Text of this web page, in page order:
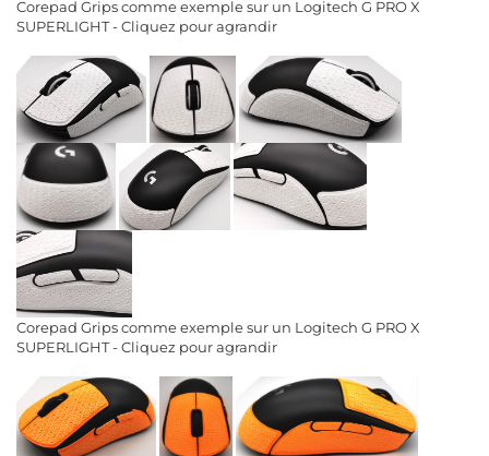
Corepad Grips comme exemple sur un Logitech G PRO X
SUPERLIGHT - Cliquez pour agrandir
Corepad Grips comme exemple sur un Logitech G PRO X
SUPERLIGHT - Cliquez pour agrandir